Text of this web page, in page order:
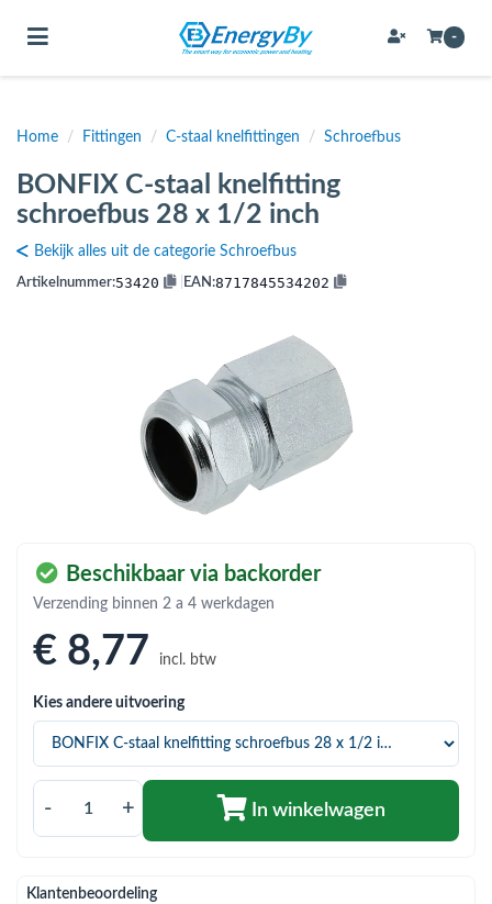
(Bevestigingsmateriaal / schroeven)
(Buffervaten, hygiene boilers & boilervaten)
(Expansievaten)
(Flexibele slangen)
(Gereedschap)
(Hemelwaterafvoer & riolering)
(Installatiemateriaal)
(Sanitair)
(Verwarming, kachels & ketels)
(Warmtepompen en warmtepompboilers)
Toggle navigation -
Home / Fittingen / C-staal knelfittingen / Schroefbus
BONFIX C-staal knelfitting
schroefbus 28 x 1/2 inch
Bekijk alles uit de categorie Schroefbus
Artikelnummer:53420 EAN:8717845534202
Beschikbaar via backorder
Verzending binnen 2 a 4 werkdagen
€ 8,77 incl. btw
Kies andere uitvoering
- + In winkelwagen
Klantenbeoordeling